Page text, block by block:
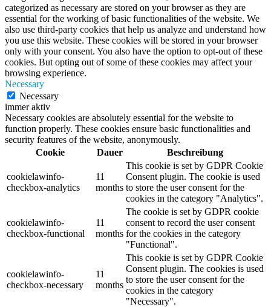
categorized as necessary are stored on your browser as they are
essential for the working of basic functionalities of the website. We
also use third-party cookies that help us analyze and understand how
you use this website. These cookies will be stored in your browser
only with your consent. You also have the option to opt-out of these
cookies. But opting out of some of these cookies may affect your
browsing experience.
Necessary
Necessary
immer aktiv
Necessary cookies are absolutely essential for the website to
function properly. These cookies ensure basic functionalities and
security features of the website, anonymously.
Cookie
Dauer Beschreibung
cookielawinfo-
checkbox-analytics
11
months
This cookie is set by GDPR Cookie
Consent plugin. The cookie is used
to store the user consent for the
cookies in the category "Analytics".
cookielawinfo-
checkbox-functional
11
months
The cookie is set by GDPR cookie
consent to record the user consent
for the cookies in the category
"Functional".
cookielawinfo-
checkbox-necessary
11
months
This cookie is set by GDPR Cookie
Consent plugin. The cookies is used
to store the user consent for the
cookies in the category
"Necessary".